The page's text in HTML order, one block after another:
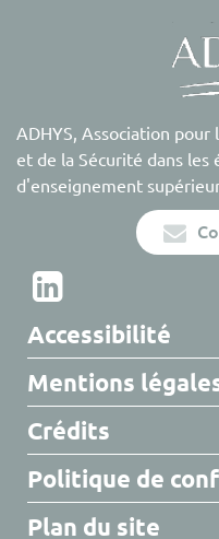
ADHYS, Association
et de la Sécurité dans les
d'enseignement
Accessibilité
Mentions
Crédits
Politique de
Plan du site